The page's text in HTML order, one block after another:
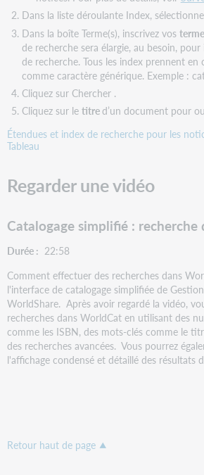
Dans la liste déroulante Index,
Dans la boîte Terme(s), inscrivez vos
de recherche sera élargie, au besoin,
de recherche. Tous les index prennent en
comme caractère générique. Exemple :
Cliquez sur Chercher .
Cliquez sur le titred’un document pour
Étendues et index de recherche pour les
Tableau
Regarder une vidéo
Catalogage simplifié :
Durée : 22:58
Comment effectuer des recherches dans
l'interface de catalogage simplifiée de
WorldShare. Après avoir regardé la vidéo,
recherches dans WorldCat en utilisant des
comme les ISBN, des mots-clés comme le
des recherches avancées. Vous pourrez
l'affichage condensé et détaillé des résultats
Retour haut de page